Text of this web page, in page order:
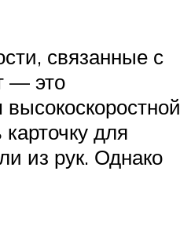
связанные с
— это
для
из рук. Однако